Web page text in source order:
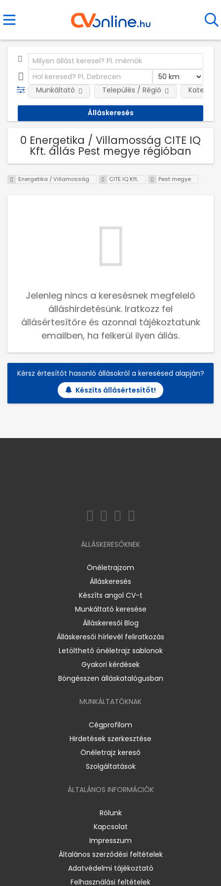
Munkáltató Település / Régió
0 Energetika / Villamosság CITE IQ
Kft. állás Pest megye régióban
Energetika / Villamosság CITE IQ Kft. Pest megye
Jelenleg nincs a keresésnek megfelelő
álláshirdetésünk. Iratkozz fel
állásértesítőre és azonnal tájékoztatunk
emailben, ha felkerül ilyen állás.
Kérsz értesítőt hasonló állásokról a keresésed alapján?
Készíts állásértesítőt!
ÁLLÁSKERESŐKNEK
Önéletrajzom
Álláskeresés
Készíts angol CV-t
Munkáltató keresése
Álláskeresői Blog
Álláskeresői hírlevél feliratkozás
Letölthető önéletrajz sablonok
Gyakori kérdések
Böngésszen álláskatalógusban
MUNKÁLTATÓKNAK
Cégprofilom
Hirdetések szerkesztése
Önéletrajz kereső
Szolgáltatások
ÁLTALÁNOS INFORMÁCIÓK
Rólunk
Kapcsolat
Impresszum
Általános szerződési feltételek
Adatvédelmi tájékoztató
Felhasználási feltételek